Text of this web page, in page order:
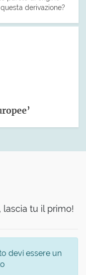
derivazione?
tu il primo!
devi essere un